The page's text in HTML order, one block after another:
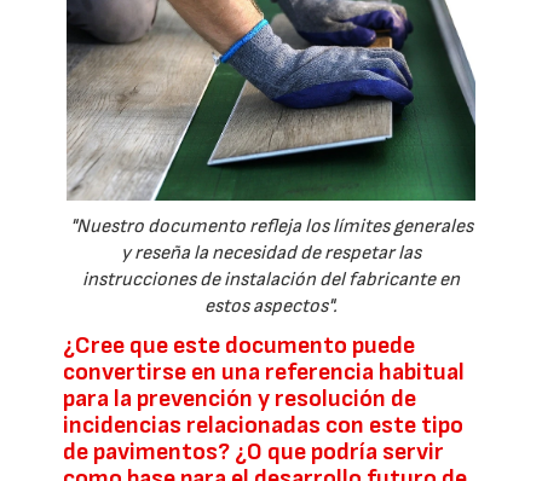
"Nuestro documento refleja los límites generales
y reseña la necesidad de respetar las
instrucciones de instalación del fabricante en
estos aspectos".
¿Cree que este documento puede
convertirse en una referencia habitual
para la prevención y resolución de
incidencias relacionadas con este tipo
de pavimentos? ¿O que podría servir